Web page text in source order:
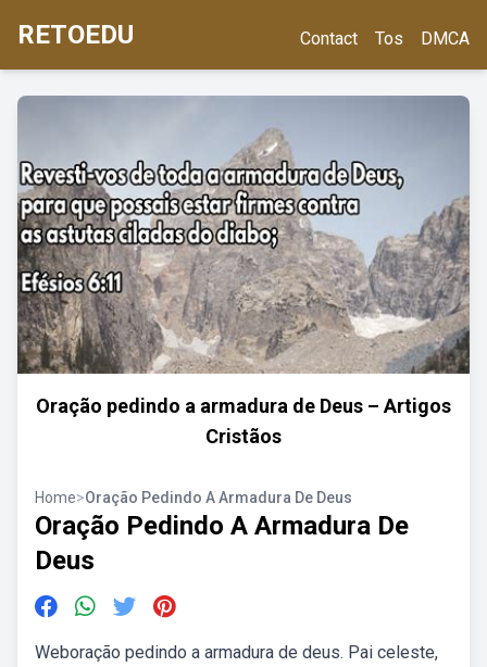
RETOEDU Contact Tos DMCA
Oração pedindo a armadura de Deus – Artigos
Cristãos
Home>Oração Pedindo A Armadura De Deus
Oração Pedindo A Armadura De
Deus
Weboração pedindo a armadura de deus. Pai celeste,